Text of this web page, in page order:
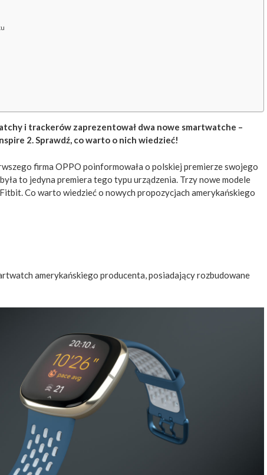
i trackerów zaprezentował dwa nowe smartwatche –
2. Sprawdź, co warto o nich wiedzieć!
firma OPPO poinformowała o polskiej premierze swojego
to jedyna premiera tego typu urządzenia. Trzy nowe modele
Co warto wiedzieć o nowych propozycjach amerykańskiego
amerykańskiego producenta, posiadający rozbudowane